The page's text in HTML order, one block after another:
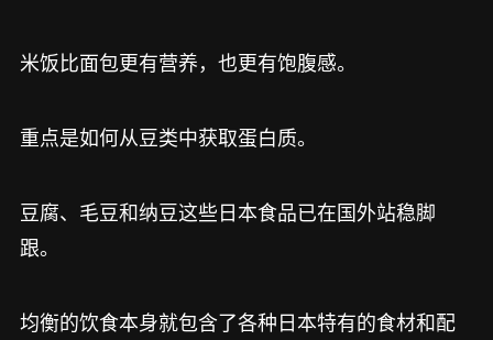
米饭比面包更有营养，也更有饱腹感。
重点是如何从豆类中获取蛋白质。
豆腐、毛豆和纳豆这些日本食品已在国外站稳脚
跟。
均衡的饮食本身就包含了各种日本特有的食材和配